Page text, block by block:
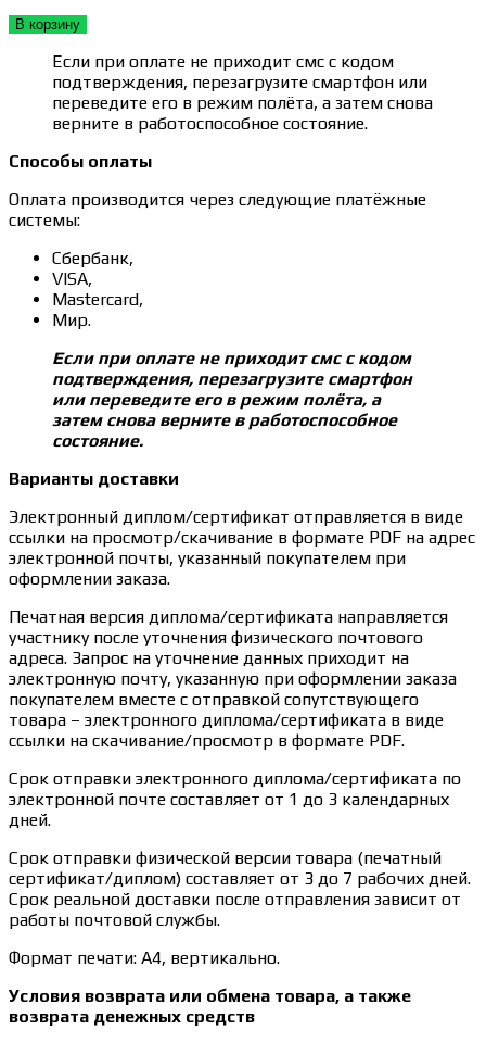
составляла
В корзину
Если при оплате не приходит смс с кодом
подтверждения, перезагрузите смартфон или
переведите его в режим полёта, а затем снова
верните в работоспособное состояние.
Способы оплаты
Оплата производится через следующие платёжные
системы:
Сбербанк,
VISA,
Mastercard,
Мир.
Если при оплате не приходит смс с кодом
подтверждения, перезагрузите смартфон
или переведите его в режим полёта, а
затем снова верните в работоспособное
состояние.
Варианты доставки
Электронный диплом/сертификат отправляется в виде
ссылки на просмотр/скачивание в формате PDF на адрес
электронной почты, указанный покупателем при
оформлении заказа.
Печатная версия диплома/сертификата направляется
участнику после уточнения физического почтового
адреса. Запрос на уточнение данных приходит на
электронную почту, указанную при оформлении заказа
покупателем вместе с отправкой сопутствующего
товара – электронного диплома/сертификата в виде
ссылки на скачивание/просмотр в формате PDF.
Срок отправки электронного диплома/сертификата по
электронной почте составляет от 1 до 3 календарных
дней.
Срок отправки физической версии товара (печатный
сертификат/диплом) составляет от 3 до 7 рабочих дней.
Срок реальной доставки после отправления зависит от
работы почтовой службы.
Формат печати: А4, вертикально.
Условия возврата или обмена товара, а также
возврата денежных средств